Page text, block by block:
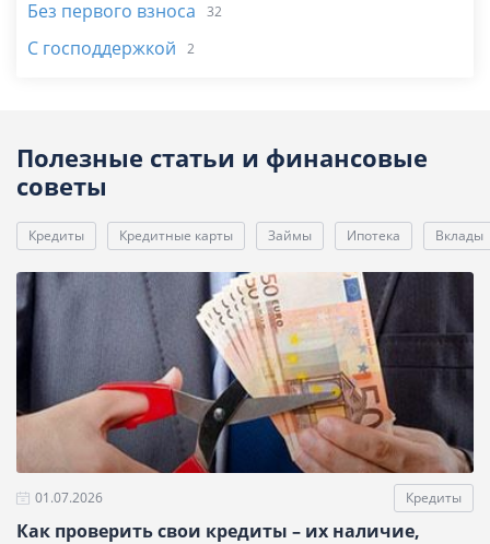
Без первого взноса 32
С господдержкой 2
Полезные статьи и финансовые
советы
Кредиты Кредитные карты Займы Ипотека Вклады
01.07.2026 Кредиты
Как проверить свои кредиты – их наличие,